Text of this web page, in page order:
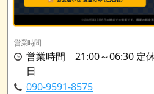
営業時間
営業時間 21:00～06:30 定
日
090-9591-8575